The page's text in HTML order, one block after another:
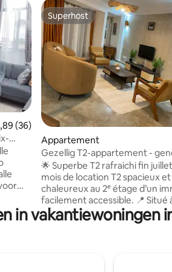
beoordeling van 4,89 op 5, 36
(36)
Superhost
Superhost
Appartement
Gezellig T2-appartement -
boring
🌟 Superbe T2 rafraichi fin
mois de location T2 spacieux et
chaleureux au 2ᵉ étage d’un
facilement accessible. 📍 Situé à
Bonamoussadi - Santa Barbara
pied de la route bitumée. Non
(alimente climatiseur aussi) 💧
in vakantiewoningen